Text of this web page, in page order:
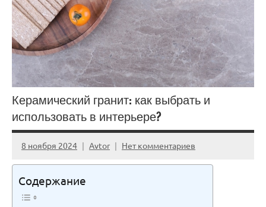
Керамический гранит: как выбрать и
использовать в интерьере?
8 ноября 2024 Avtor Нет комментариев
Содержание